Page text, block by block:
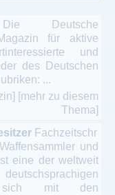
Die Deutsche
für aktive
und
des Deutschen
...
[mehr zu diesem
Thema]
Fachzeitschr
und
eine der weltweit
sich mit den